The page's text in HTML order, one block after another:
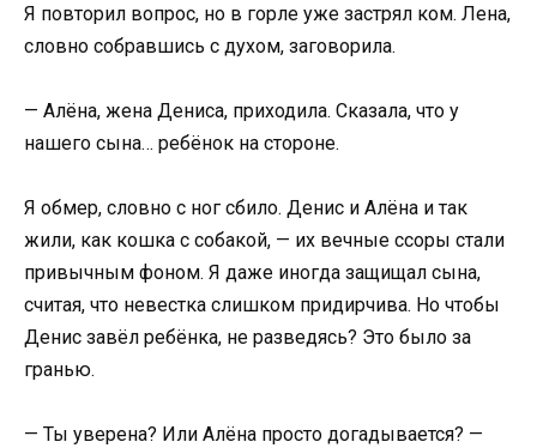
Я повторил вопрос, но в горле уже застрял ком. Лена,
словно собравшись с духом, заговорила.
— Алёна, жена Дениса, приходила. Сказала, что у
нашего сына… ребёнок на стороне.
Я обмер, словно с ног сбило. Денис и Алёна и так
жили, как кошка с собакой, — их вечные ссоры стали
привычным фоном. Я даже иногда защищал сына,
считая, что невестка слишком придирчива. Но чтобы
Денис завёл ребёнка, не разведясь? Это было за
гранью.
— Ты уверена? Или Алёна просто догадывается? —